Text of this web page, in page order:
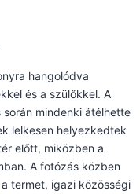
hangolódva
és a szülőkkel. A
mindenki átélhette
lelkesen helyezkedtek
előtt, miközben a
A fotózás közben
termet, igazi közösségi